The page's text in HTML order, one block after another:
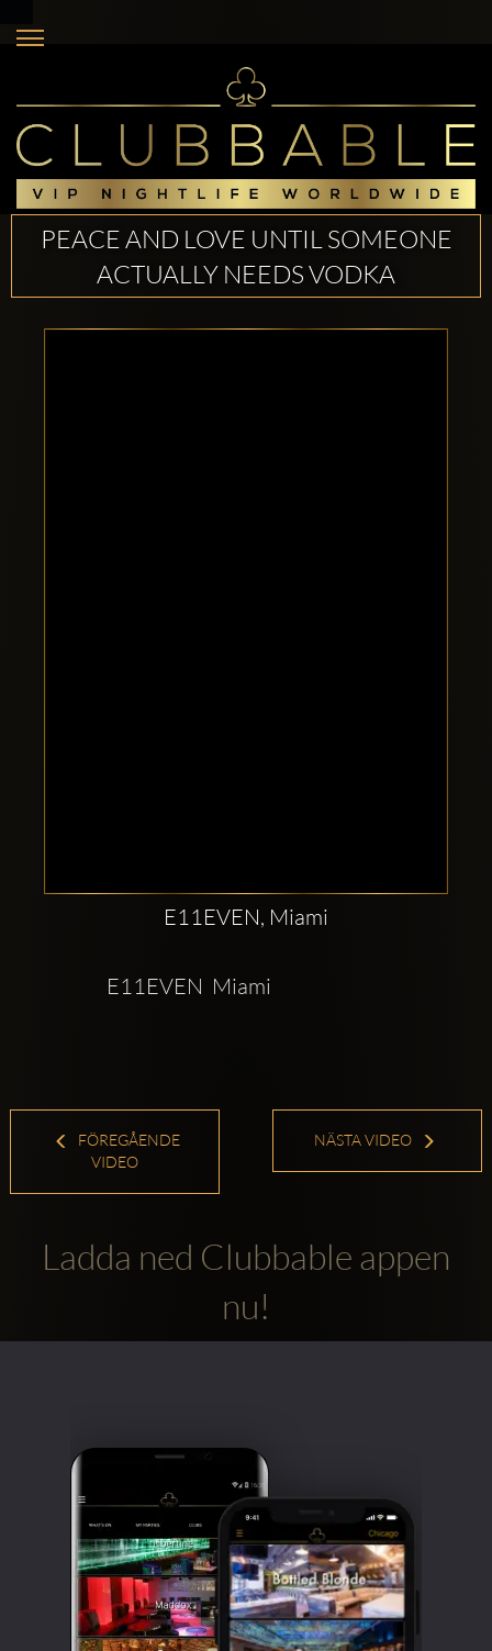
PEACE AND LOVE UNTIL SOMEONE
ACTUALLY NEEDS VODKA
E11EVEN, Miami
E11EVEN  Miami
FÖREGÅENDE
VIDEO
NÄSTA VIDEO
Ladda ned Clubbable appen
nu!